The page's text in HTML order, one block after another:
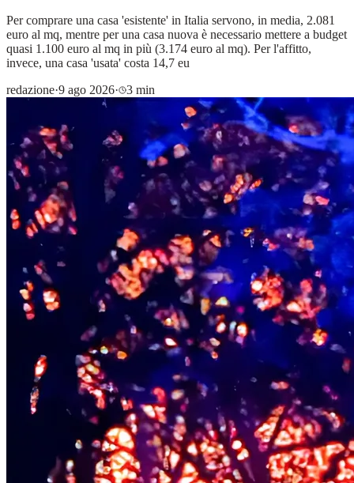
Per comprare una casa 'esistente' in Italia servono, in media, 2.081
euro al mq, mentre per una casa nuova è necessario mettere a budget
quasi 1.100 euro al mq in più (3.174 euro al mq). Per l'affitto,
invece, una casa 'usata' costa 14,7 eu
redazione·9 ago 2026· 3 min